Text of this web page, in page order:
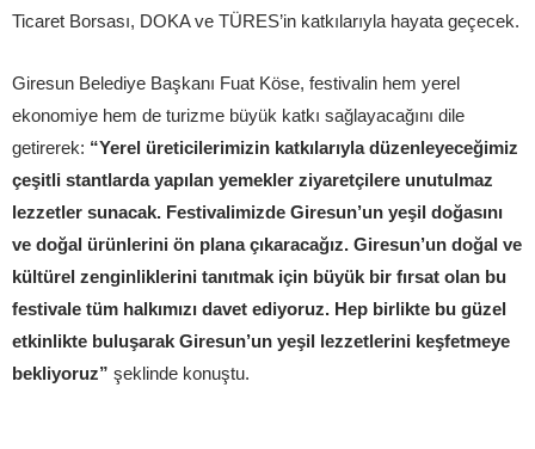
Ticaret Borsası, DOKA ve TÜRES’in katkılarıyla hayata geçecek.
Giresun Belediye Başkanı Fuat Köse, festivalin hem yerel
ekonomiye hem de turizme büyük katkı sağlayacağını dile
getirerek: “Yerel üreticilerimizin katkılarıyla düzenleyeceğimiz
çeşitli stantlarda yapılan yemekler ziyaretçilere unutulmaz
lezzetler sunacak. Festivalimizde Giresun’un yeşil doğasını
ve doğal ürünlerini ön plana çıkaracağız. Giresun’un doğal ve
kültürel zenginliklerini tanıtmak için büyük bir fırsat olan bu
festivale tüm halkımızı davet ediyoruz. Hep birlikte bu güzel
etkinlikte buluşarak Giresun’un yeşil lezzetlerini keşfetmeye
bekliyoruz” şeklinde konuştu.